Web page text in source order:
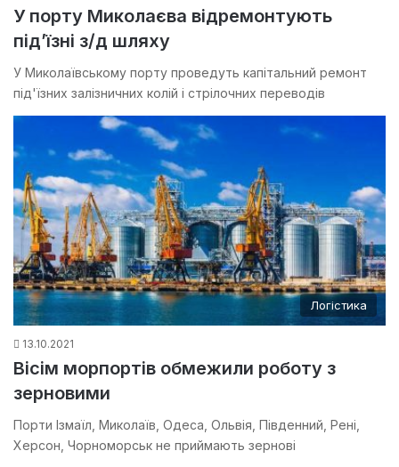
У порту Миколаєва відремонтують
під’їзні з/д шляху
У Миколаївському порту проведуть капітальний ремонт
під'їзних залізничних колій і стрілочних переводів
Логістика
13.10.2021
Вісім морпортів обмежили роботу з
зерновими
Порти Ізмаїл, Миколаїв, Одеса, Ольвія, Південний, Рені,
Херсон, Чорноморськ не приймають зернові